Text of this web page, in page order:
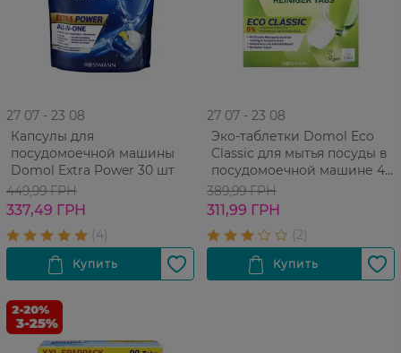
27 07 - 23 08
Капсулы для
посудомоечной машины
Domol Extra Power 30 шт
449,99 ГРН
337,49 ГРН
27 07 - 23 08
Эко-таблетки Domol Eco
Classic для мытья посуды в
посудомоечной машине 45
шт
389,99 ГРН
311,99 ГРН